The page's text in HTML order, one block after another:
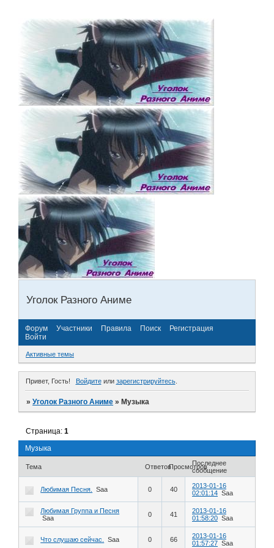
Уголок Разного Аниме
Форум Участники Правила Поиск
Регистрация
Войти
Активные темы
Привет, Гость! Войдитеили зарегистрируйтесь.
»Уголок Разного Аниме »Музыка
Музыка
Страница:1
Тема ОтветовПросмотровПоследнее
сообщение
Любимая Песня. Saa 0 40
2013-01-16
02:01:14 Saa
Любимая Группа и Песня
Saa
0 41
2013-01-16
01:58:20 Saa
Что слушаю сейчас. Saa 0 66
2013-01-16
01:57:27 Saa